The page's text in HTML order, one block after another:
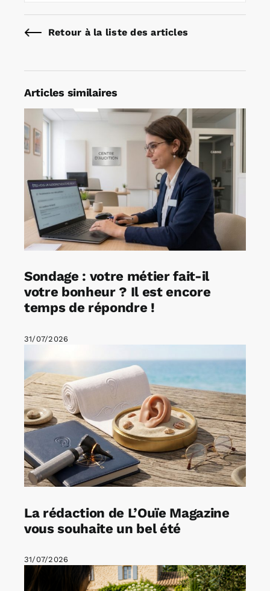
Retour à la liste des articles
Articles similaires
Sondage : votre métier fait-il
votre bonheur ? Il est encore
temps de répondre !
31/07/2026
La rédaction de L’Ouïe Magazine
vous souhaite un bel été
31/07/2026